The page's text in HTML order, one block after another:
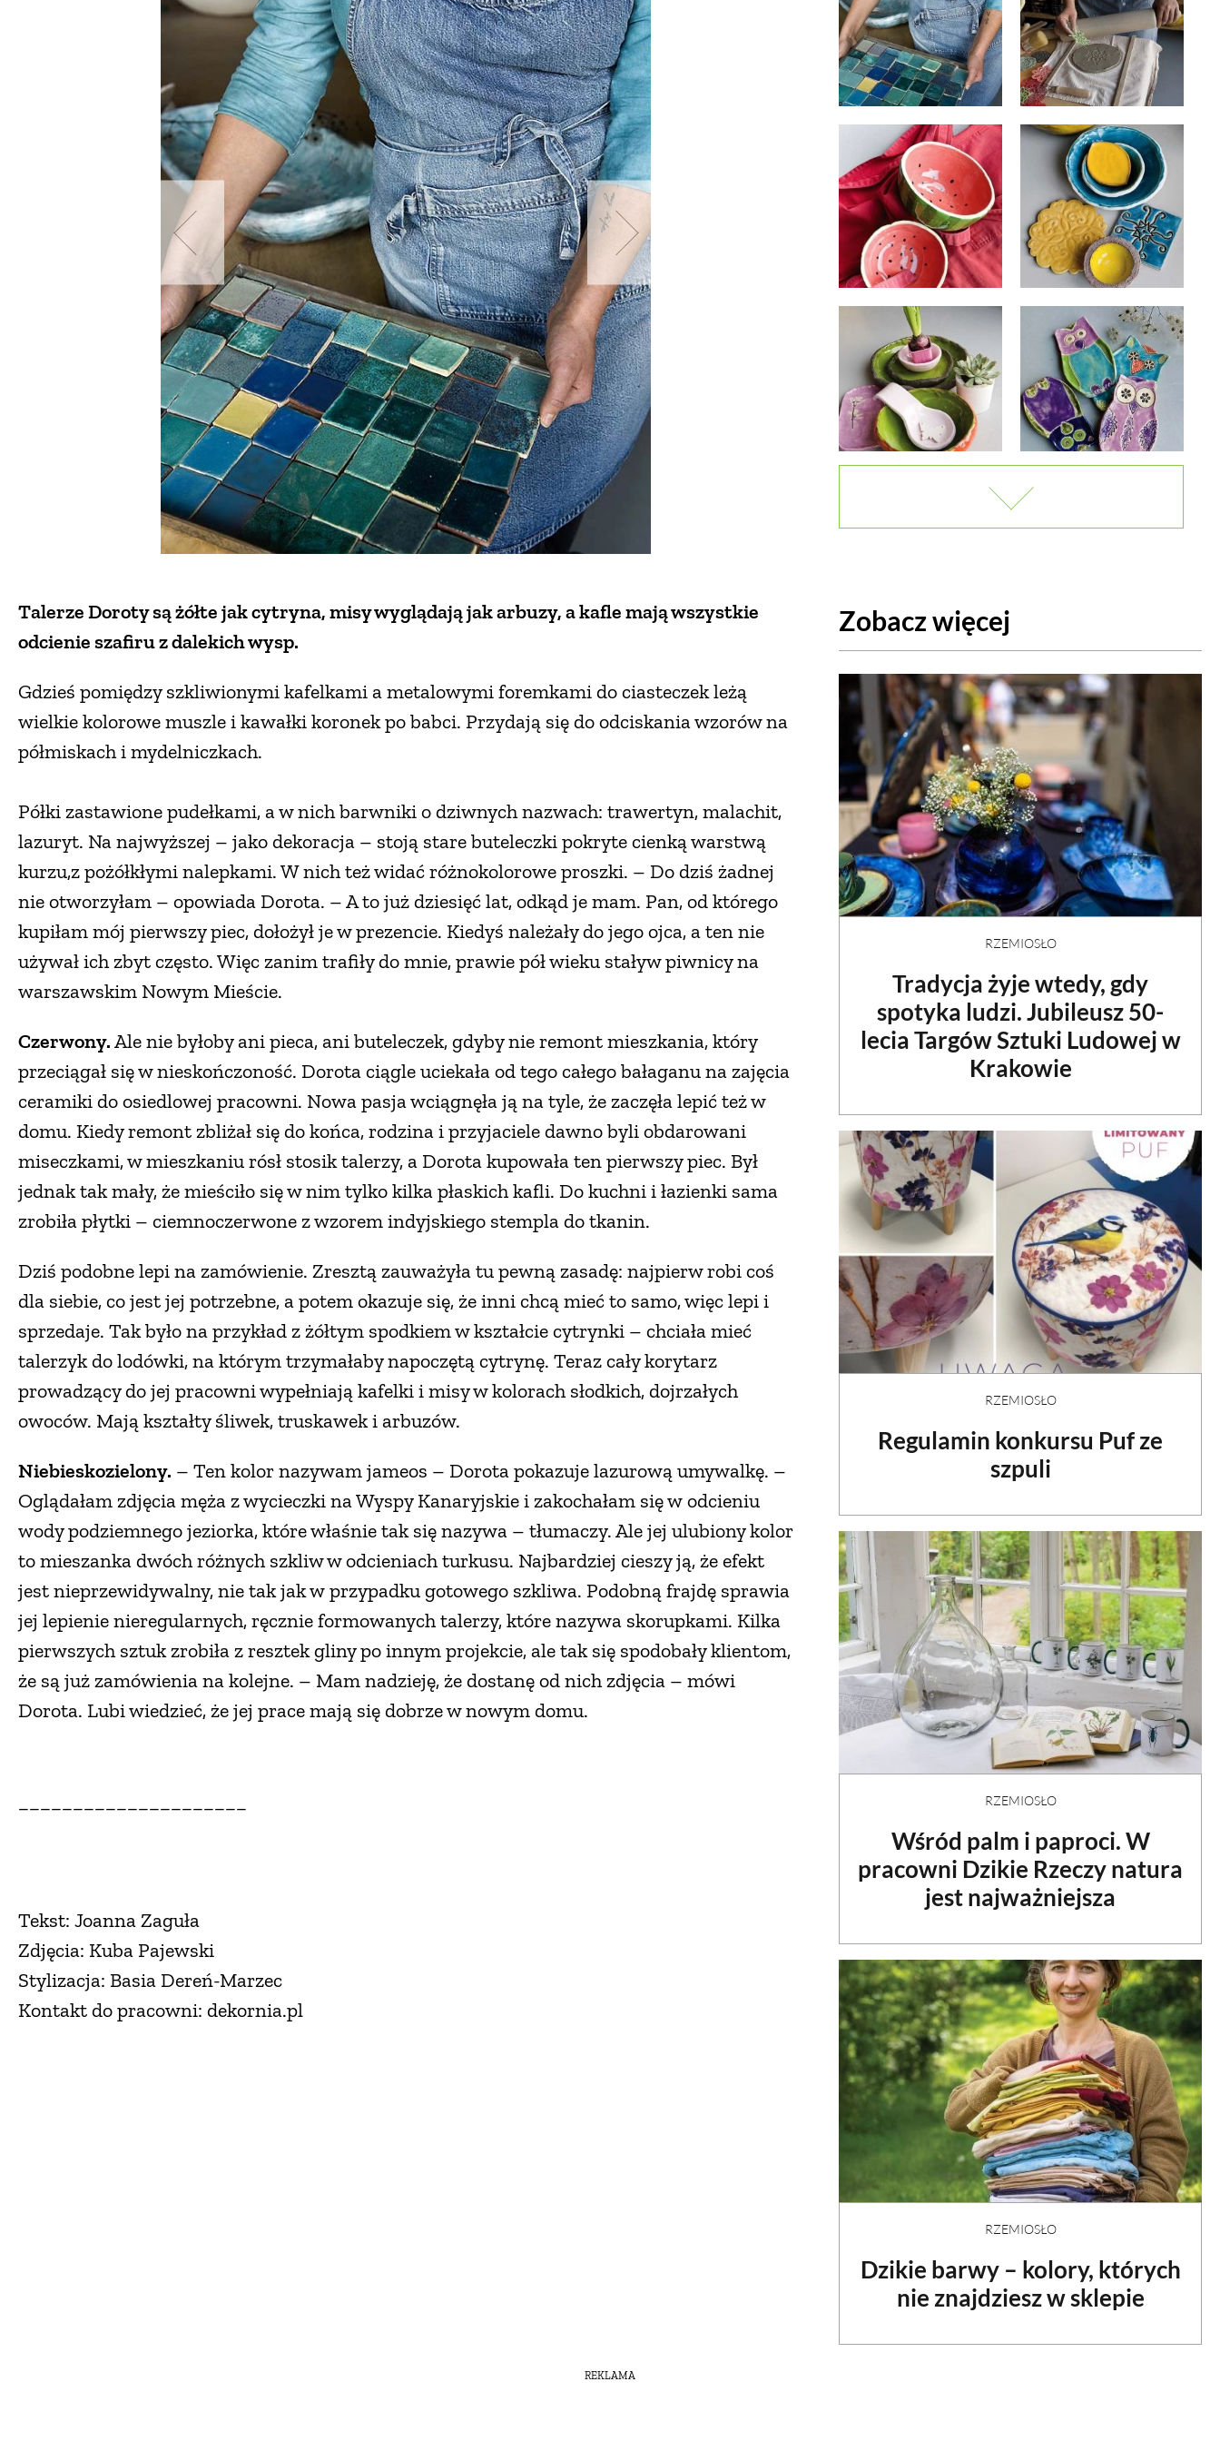
Talerze Doroty są żółte jak cytryna, misy wyglądają jak arbuzy, a kafle mają wszystkie
odcienie szafiru z dalekich wysp.
Gdzieś pomiędzy szkliwionymi kafelkami a metalowymi foremkami do ciasteczek leżą
wielkie kolorowe muszle i kawałki koronek po babci. Przydają się do odciskania wzorów na
półmiskach i mydelniczkach.
Półki zastawione pudełkami, a w nich barwniki o dziwnych nazwach: trawertyn, malachit,
lazuryt. Na najwyższej – jako dekoracja – stoją stare buteleczki pokryte cienką warstwą
kurzu,z pożółkłymi nalepkami. W nich też widać różnokolorowe proszki. – Do dziś żadnej
nie otworzyłam – opowiada Dorota. – A to już dziesięć lat, odkąd je mam. Pan, od którego
kupiłam mój pierwszy piec, dołożył je w prezencie. Kiedyś należały do jego ojca, a ten nie
używał ich zbyt często. Więc zanim trafiły do mnie, prawie pół wieku staływ piwnicy na
warszawskim Nowym Mieście.
Czerwony.Ale nie byłoby ani pieca, ani buteleczek, gdyby nie remont mieszkania, który
przeciągał się w nieskończoność. Dorota ciągle uciekała od tego całego bałaganu na zajęcia
ceramiki do osiedlowej pracowni. Nowa pasja wciągnęła ją na tyle, że zaczęła lepić też w
domu. Kiedy remont zbliżał się do końca, rodzina i przyjaciele dawno byli obdarowani
miseczkami, w mieszkaniu rósł stosik talerzy, a Dorota kupowała ten pierwszy piec. Był
jednak tak mały, że mieściło się w nim tylko kilka płaskich kafli. Do kuchni i łazienki sama
zrobiła płytki – ciemnoczerwone z wzorem indyjskiego stempla do tkanin.
Dziś podobne lepi na zamówienie. Zresztą zauważyła tu pewną zasadę: najpierw robi coś
dla siebie, co jest jej potrzebne, a potem okazuje się, że inni chcą mieć to samo, więc lepi i
sprzedaje. Tak było na przykład z żółtym spodkiem w kształcie cytrynki – chciała mieć
talerzyk do lodówki, na którym trzymałaby napoczętą cytrynę. Teraz cały korytarz
prowadzący do jej pracowni wypełniają kafelki i misy w kolorach słodkich, dojrzałych
owoców. Mają kształty śliwek, truskawek i arbuzów.
Niebieskozielony. – Ten kolor nazywam jameos – Dorota pokazuje lazurową umywalkę. –
Oglądałam zdjęcia męża z wycieczki na Wyspy Kanaryjskie i zakochałam się w odcieniu
wody podziemnego jeziorka, które właśnie tak się nazywa – tłumaczy. Ale jej ulubiony kolor
to mieszanka dwóch różnych szkliw w odcieniach turkusu. Najbardziej cieszy ją, że efekt
jest nieprzewidywalny, nie tak jak w przypadku gotowego szkliwa. Podobną frajdę sprawia
jej lepienie nieregularnych, ręcznie formowanych talerzy, które nazywa skorupkami. Kilka
pierwszych sztuk zrobiła z resztek gliny po innym projekcie, ale tak się spodobały klientom,
że są już zamówienia na kolejne. – Mam nadzieję, że dostanę od nich zdjęcia – mówi
Dorota. Lubi wiedzieć, że jej prace mają się dobrze w nowym domu.
Tekst: Joanna Zaguła
Zdjęcia: Kuba Pajewski
Stylizacja: Basia Dereń-Marzec
Kontakt do pracowni: dekornia.pl
Zobacz więcej
RZEMIOSŁO
Tradycja żyje wtedy, gdy
spotyka ludzi. Jubileusz 50-
lecia Targów Sztuki Ludowej w
Krakowie
RZEMIOSŁO
Regulamin konkursu Puf ze
szpuli
RZEMIOSŁO
Wśród palm i paproci. W
pracowni Dzikie Rzeczy natura
jest najważniejsza
RZEMIOSŁO
Dzikie barwy – kolory, których
nie znajdziesz w sklepie
REKLAMA